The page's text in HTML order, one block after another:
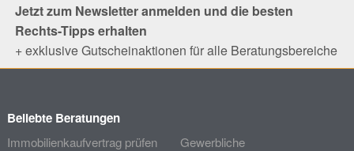
Jetzt zum Newsletter anmelden und die besten
Rechts-Tipps erhalten
+ exklusive Gutscheinaktionen für alle Beratungsbereiche
Beliebte Beratungen
Immobilienkaufvertrag prüfen
Gewerbliche